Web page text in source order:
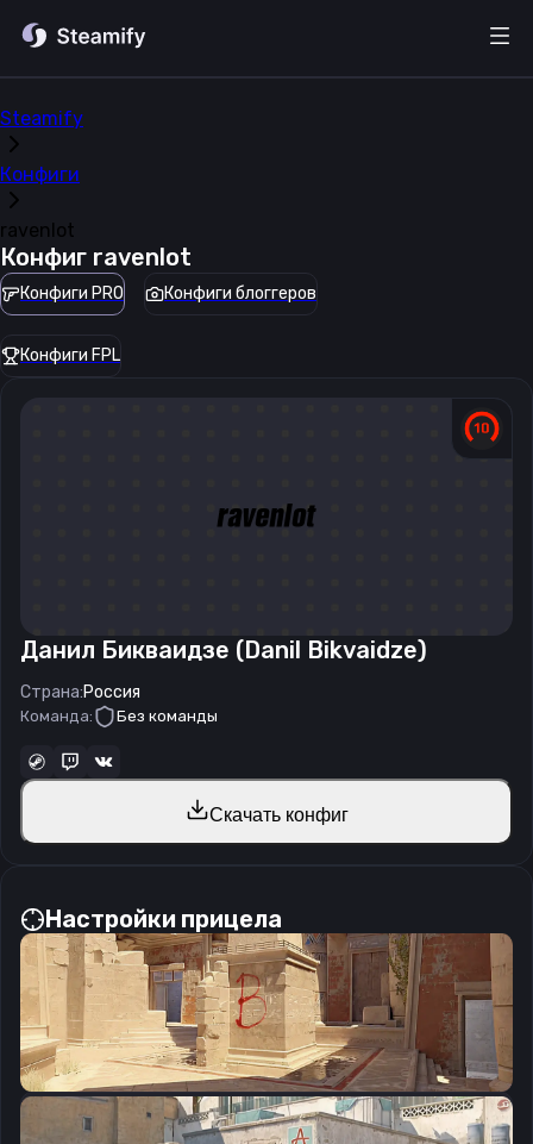
Steamify
Конфиги
ravenlot
Конфиг ravenlot
Конфиги PRO Конфиги блоггеров
Конфиги FPL
Данил Бикваидзе (Danil Bikvaidze)
Страна:Россия
Команда: Без команды
Скачать конфиг
Настройки прицела
CSGO-iwTVS-mrtuj-wuZUL-cfb7v-msLDR